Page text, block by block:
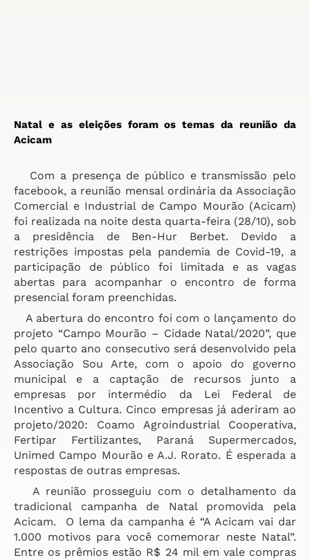
Natal e as eleições foram os temas da reunião da
Acicam
facebook, a reunião mensal ordinária da Associação
Comercial e Industrial de Campo Mourão (Acicam)
foi realizada na noite desta quarta-feira (28/10), sob
a presidência de Ben-Hur Berbet. Devido a
restrições impostas pela pandemia de Covid-19, a
participação de público foi limitada e as vagas
abertas para acompanhar o encontro de forma
presencial foram preenchidas.
projeto “Campo Mourão – Cidade Natal/2020”, que
pelo quarto ano consecutivo será desenvolvido pela
Associação Sou Arte, com o apoio do governo
municipal e a captação de recursos junto a
empresas por intermédio da Lei Federal de
Incentivo a Cultura. Cinco empresas já aderiram ao
projeto/2020: Coamo Agroindustrial Cooperativa,
Fertipar Fertilizantes, Paraná Supermercados,
Unimed Campo Mourão e A.J. Rorato. É esperada a
respostas de outras empresas.
tradicional campanha de Natal promovida pela
Acicam.  O lema da campanha é “A Acicam vai dar
1.000 motivos para você comemorar neste Natal”.
Entre os prêmios estão R$ 24 mil em vale compras